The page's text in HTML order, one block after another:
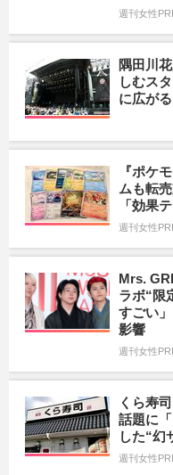
週刊女性
隅田川
しむス
に広が
『ポケ
ムも転
「効果
週刊女性
Mrs.
ラボ“限
すごい
影響
週刊女性
くら寿
話題に
した“幻
週刊女性